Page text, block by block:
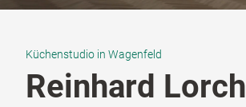
Küchenstudio in Wagenfeld
Reinhard Lorch